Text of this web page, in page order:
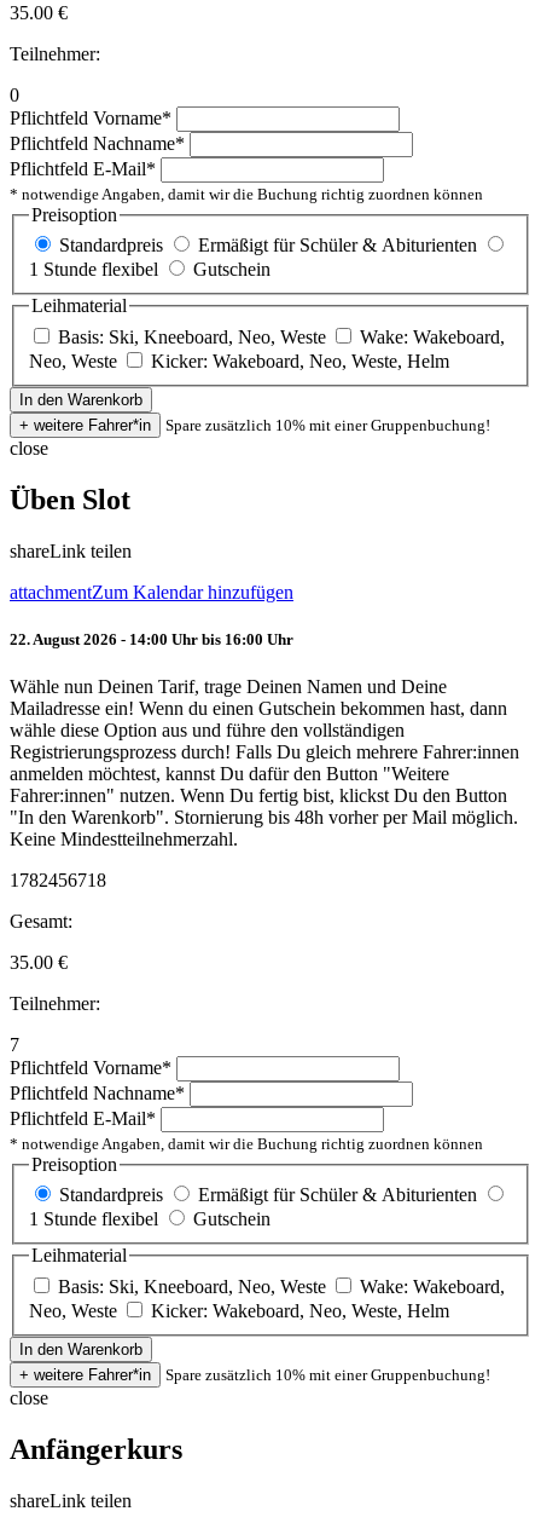
35.00 €
Teilnehmer:
0
Pflichtfeld Vorname*
Pflichtfeld Nachname*
Pflichtfeld E-Mail*
* notwendige Angaben, damit wir die Buchung richtig zuordnen können
Preisoption
Standardpreis
Ermäßigt für Schüler & Abiturienten
1 Stunde flexibel
Gutschein
Leihmaterial
Basis: Ski, Kneeboard, Neo, Weste
Wake: Wakeboard,
Neo, Weste
Kicker: Wakeboard, Neo, Weste, Helm
Spare zusätzlich 10% mit einer Gruppenbuchung!
close
Üben Slot
shareLink teilen
attachmentZum Kalendar hinzufügen
22. August 2026 - 14:00 Uhr bis 16:00 Uhr
Wähle nun Deinen Tarif, trage Deinen Namen und Deine
Mailadresse ein! Wenn du einen Gutschein bekommen hast, dann
wähle diese Option aus und führe den vollständigen
Registrierungsprozess durch! Falls Du gleich mehrere Fahrer:innen
anmelden möchtest, kannst Du dafür den Button "Weitere
Fahrer:innen" nutzen. Wenn Du fertig bist, klickst Du den Button
"In den Warenkorb". Stornierung bis 48h vorher per Mail möglich.
Keine Mindestteilnehmerzahl.
1782456718
Gesamt:
35.00 €
Teilnehmer:
7
Pflichtfeld Vorname*
Pflichtfeld Nachname*
Pflichtfeld E-Mail*
* notwendige Angaben, damit wir die Buchung richtig zuordnen können
Preisoption
Standardpreis
Ermäßigt für Schüler & Abiturienten
1 Stunde flexibel
Gutschein
Leihmaterial
Basis: Ski, Kneeboard, Neo, Weste
Wake: Wakeboard,
Neo, Weste
Kicker: Wakeboard, Neo, Weste, Helm
Spare zusätzlich 10% mit einer Gruppenbuchung!
close
Anfängerkurs
shareLink teilen